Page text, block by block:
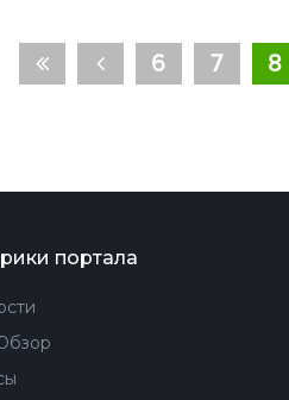
6 7 8
портала